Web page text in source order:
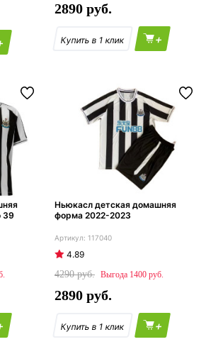
2890
+
39
Ньюкасл детская домашняя
форма 2022-2023
117040
4.89
4290
1400
2890
+